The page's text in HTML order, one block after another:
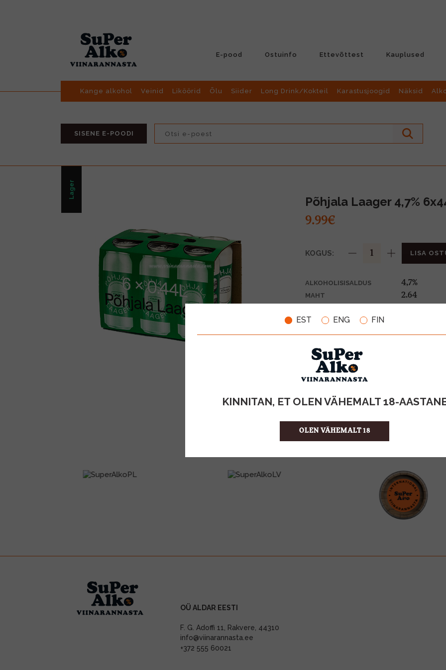
EST ENG FIN
KINNITAN, ET OLEN VÄHEMALT 18-
OLEN VÄHEMALT 18
E-pood Ostuinfo Ettevõttest Kauplused
Kange alkohol Veinid Liköörid Õlu Siider Long Drink/Kokteil Karastusjoogid Näksid
SISENE E-POODI
Lager
Põhjala Laager 4,7%
9.99€
KOGUS: LISA
ALKOHOLISISALDUS 4,7%
MAHT 2.64
TOOTE LIIK
PANT
KOOD
KOGUS KASTIS
OÜ ALDAR EESTI
F. G. Adoffi 11, Rakvere, 44310
info@viinarannasta.ee
+372 555 60021